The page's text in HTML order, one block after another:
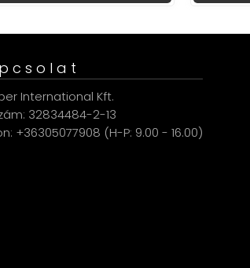
International Kft.
32834484-2-13
+36305077908 (H-P: 9.00 - 16.00)